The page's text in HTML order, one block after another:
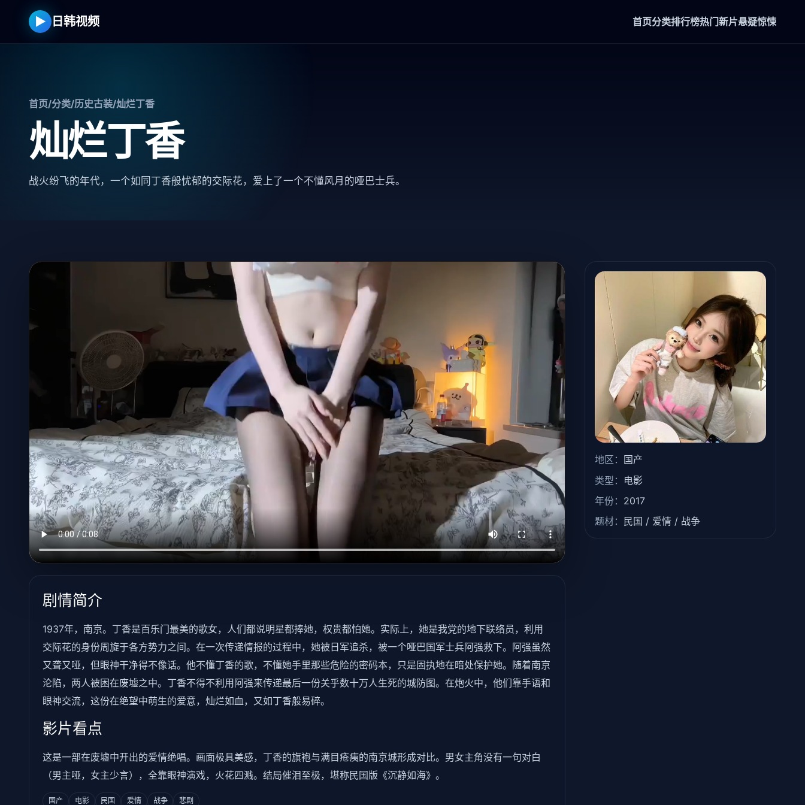
▶ 日韩视频 首页分类排行榜热门新片悬疑惊悚
首页/分类/历史古装/灿烂丁香
灿烂丁香
战火纷飞的年代，一个如同丁香般忧郁的交际花，爱上了一个不懂风月的哑巴士兵。
剧情简介
1937年，南京。丁香是百乐门最美的歌女，人们都说明星都捧她，权贵都怕她。实际上，她是我党的地下联络员，利用
交际花的身份周旋于各方势力之间。在一次传递情报的过程中，她被日军追杀，被一个哑巴国军士兵阿强救下。阿强虽然
又聋又哑，但眼神干净得不像话。他不懂丁香的歌，不懂她手里那些危险的密码本，只是固执地在暗处保护她。随着南京
沦陷，两人被困在废墟之中。丁香不得不利用阿强来传递最后一份关乎数十万人生死的城防图。在炮火中，他们靠手语和
眼神交流，这份在绝望中萌生的爱意，灿烂如血，又如丁香般易碎。
影片看点
这是一部在废墟中开出的爱情绝唱。画面极具美感，丁香的旗袍与满目疮痍的南京城形成对比。男女主角没有一句对白
（男主哑，女主少言），全靠眼神演戏，火花四溅。结局催泪至极，堪称民国版《沉静如海》。
国产 电影 民国 爱情 战争 悲剧
地区： 国产
类型： 电影
年份： 2017
题材：
民国 / 爱情 / 战争